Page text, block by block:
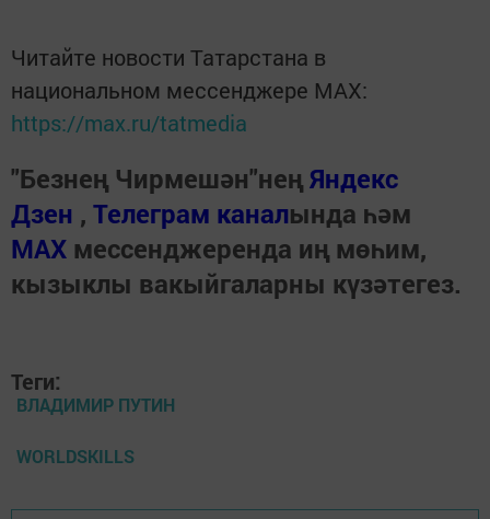
Читайте новости Татарстана в
национальном мессенджере MАХ:
https://max.ru/tatmedia
"Безнең Чирмешән"неңЯндекс
Дзен , Телеграм каналында һәм
МАХ мессенджеренда иң мөһим,
кызыклы вакыйгаларны күзәтегез.
Теги:
ВЛАДИМИР ПУТИН
WORLDSKILLS